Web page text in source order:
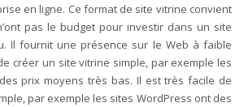
en ligne. Ce format de site vitrine convient
pas le budget pour investir dans un site
Il fournit une présence sur le Web à faible
créer un site vitrine simple, par exemple les
prix moyens très bas. Il est très facile de
par exemple les sites WordPress ont des